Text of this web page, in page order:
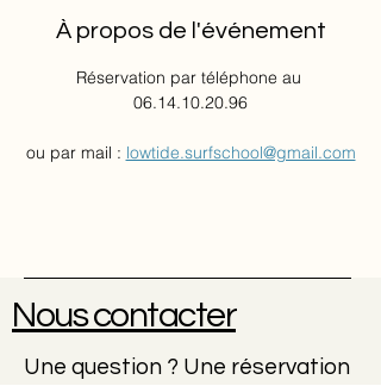
À propos de l'événement
Réservation par téléphone au
06.14.10.20.96
ou par mail : lowtide.surfschool@gmail.com
Nous contacter
Une question ? Une réservation